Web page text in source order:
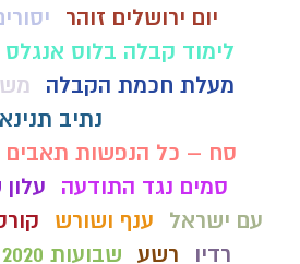
יום ירושלים זוהר
לימוד קבלה בלוס אנגלס
מעלת חכמת הקבלה
נתיב תנינא
סח – כל הנפשות תאבים
סמים נגד התודעה
עם ישראל
ענף ושורש
רדיו
רשע שבועות 2020